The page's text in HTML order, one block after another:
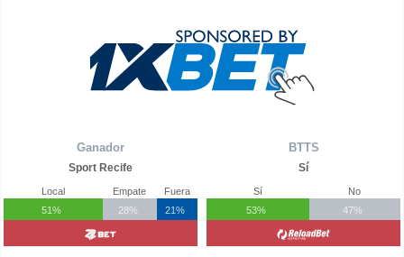
Ganador
Sport Recife
Local
51%
Empate
28%
Fuera
21%
BTTS
Sí
Sí
53%
No
47%